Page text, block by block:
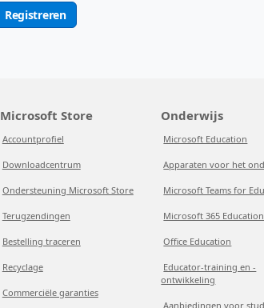
Registreren
Microsoft Store
Accountprofiel
Downloadcentrum
Ondersteuning Microsoft Store
Terugzendingen
Bestelling traceren
Recyclage
Commerciële garanties
Onderwijs
Microsoft Education
Apparaten voor het
Microsoft Teams for
Microsoft 365 Education
Office Education
Educator-training en -
ontwikkeling
Aanbiedingen voor